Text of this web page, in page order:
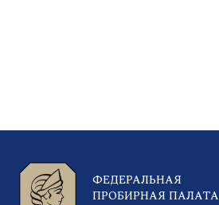
ФЕДЕРАЛЬНАЯ
ПРОБИРНАЯ ПАЛАТА